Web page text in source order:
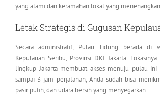
yang alami dan keramahan lokal yang
Letak Strategis di Gugusan
Secara administratif, Pulau Tidung berada di
Kepulauan Seribu, Provinsi DKI Jakarta.
lingkup Jakarta membuat akses menuju pulau ini
sampai 3 jam perjalanan, Anda sudah bisa
pasir putih, dan udara bersih yang menyegarkan.